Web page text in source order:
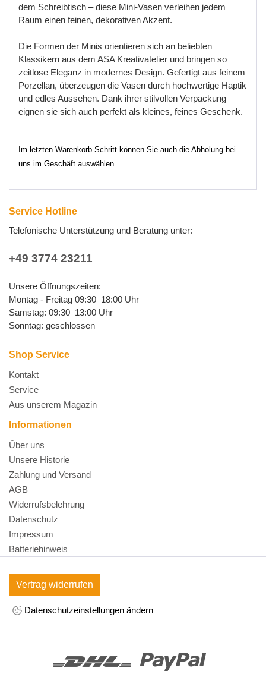
dem Schreibtisch – diese Mini-Vasen verleihen jedem
Raum einen feinen, dekorativenAkzent.
Die Formen der Minis orientieren sich an beliebten
Klassikern aus dem ASA Kreativatelier und bringen so
zeitlose Eleganz in modernes Design. Gefertigt aus feinem
Porzellan, überzeugen die Vasen durch hochwertige Haptik
und edles Aussehen. Dank ihrer stilvollen Verpackung
eignen sie sich auch perfekt als kleines, feines Geschenk.
Im letzten Warenkorb-Schritt können Sie auch die Abholung bei
uns im Geschäft auswählen.
Service Hotline
Telefonische Unterstützung und Beratung unter:
+49 3774 23211
Unsere Öffnungszeiten:
Montag - Freitag 09:30–18:00 Uhr
Samstag: 09:30–13:00 Uhr
Sonntag: geschlossen
Shop Service
Kontakt
Service
Aus unserem Magazin
Informationen
Über uns
Unsere Historie
Zahlung und Versand
AGB
Widerrufsbelehrung
Datenschutz
Impressum
Batteriehinweis
Vertrag widerrufen
Datenschutzeinstellungen ändern